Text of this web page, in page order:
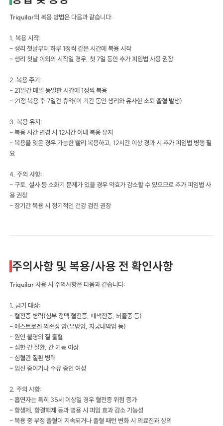
Triquilar의 복용 방법은 다음과 같습니다:
1. 복용 시작:
- 생리 첫날부터 하루 1정씩 같은 시간에 복용 시작
- 생리 첫날 이외의 시작일 경우, 첫 7일 동안 추가 피임법 사용 권장
2. 복용 주기:
- 21일간 매일 동일한 시간에 1정씩 복용
- 21정 복용 후 7일간 휴약(이 기간 동안 생리와 유사한 소퇴 출혈 발생)
3. 복용 유지:
- 복용 시간 변경 시 12시간 이내 복용 유지
- 복용을 잊은 경우 가능한 빨리 복용하고, 12시간 이상 경과 시 추가 피임법 병행 필
요
4. 주의 사항:
- 구토, 설사 등 소화기 문제가 있을 경우 약효가 감소할 수 있으므로 추가 피임법 사
용 권장
- 장기간 복용 시 정기적인 건강 검진 권장
주의사항 및 복용/사용 전 확인사항
Triquilar사용 시 주의사항은 다음과 같습니다:
1. 금기 대상:
- 혈전증 병력(심부 정맥 혈전증, 폐색전증, 뇌졸중 등)
- 에스트로겐 의존성 암(유방암, 자궁내막암 등)
- 원인 불명의 질 출혈
- 심한 간 질환, 간 기능 이상
- 심혈관 질환 병력
- 임신 중이거나 수유 중인 여성
2. 주의 사항:
- 흡연자는 특히 35세 이상일 경우 혈전증 위험 증가
- 항생제, 항결핵제 등과 병용 시 피임 효과 감소 가능성
- 복용 중 부정 출혈이 지속되거나 출혈 패턴 변화 시 의료진과 상의